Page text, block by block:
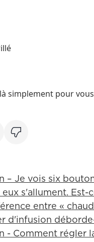
simplement pour
– Je vois six
s'allument. Est-
entre «
d'infusion
- Comment régler